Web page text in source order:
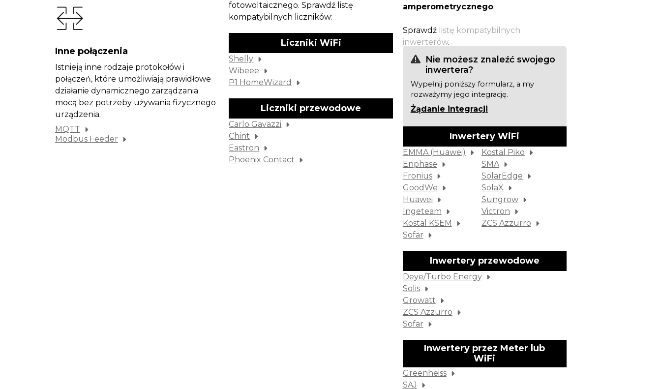
Inne połączenia
Istnieją inne rodzaje protokołów i
połączeń, które umożliwiają prawidłowe
działanie dynamicznego zarządzania
mocą bez potrzeby używania fizycznego
urządzenia.
MQTT
Modbus Feeder
fotowoltaicznego. Sprawdź listę
kompatybilnych liczników:
Liczniki WiFi
Shelly
Wibeee
P1 HomeWizard
Liczniki przewodowe
Carlo Gavazzi
Chint
Eastron
Phoenix Contact
amperometrycznego.
Sprawdź listę kompatybilnych
inwerterów.
Nie możesz znaleźć swojego
inwertera?
Wypełnij poniższy formularz, a my
rozważymy jego integrację.
Żądanie integracji
Inwertery WiFi
EMMA (Huawei)
Enphase
Fronius
GoodWe
Huawei
Ingeteam
Kostal KSEM
Sofar
Kostal Piko
SMA
SolarEdge
SolaX
Sungrow
Victron
ZCS Azzurro
Inwertery przewodowe
Deye/Turbo Energy
Solis
Growatt
ZCS Azzurro
Sofar
Inwertery przez Meter lub
WiFi
Greenheiss
SAJ